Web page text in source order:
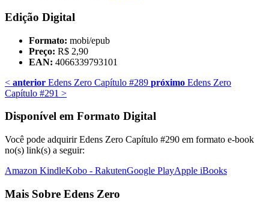
Edição Digital
Formato: mobi/epub
Preço: R$ 2,90
EAN: 4066339793101
< anterior Edens Zero Capítulo #289 próximo Edens Zero
Capítulo #291 >
Disponível em Formato Digital
Você pode adquirir Edens Zero Capítulo #290 em formato e-book
no(s) link(s) a seguir:
Amazon KindleKobo - RakutenGoogle PlayApple iBooks
Mais Sobre Edens Zero